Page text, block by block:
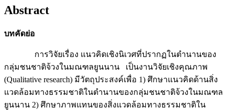
Abstract
บทคัดย่อ
การวิจัยเรื่อง แนวคิดเชิงนิเวศที่ปรากฏในตำนานของ
กลุ่มชนชาติจ้วงในมณฑลยูนนาน เป็นงานวิจัยเชิงคุณภาพ
(Qualitative research) มีวัตถุประสงค์เพื่อ 1) ศึกษาแนวคิดด้านสิ่ง
แวดล้อมทางธรรมชาติในตำนานของกลุ่มชนชาติจ้วงในมณฑล
ยูนนาน 2) ศึกษาภาพแทนของสิ่งแวดล้อมทางธรรมชาติใน